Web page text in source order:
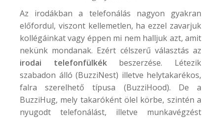
Az irodákban a telefonálás nagyon gyakran
előfordul, viszont kellemetlen, ha ezzel zavarjuk
kollégáinkat vagy éppen mi nem halljuk azt, amit
nekünk mondanak. Ezért célszerű választás az
irodai telefonfülkékbeszerzése. Létezik
szabadon álló (BuzziNest) illetve helytakarékos,
falra szerelhető típusa (BuzziHood). De a
BuzziHug, mely takaróként ölel körbe, szintén a
nyugodt telefonálást, illetve munkavégzést